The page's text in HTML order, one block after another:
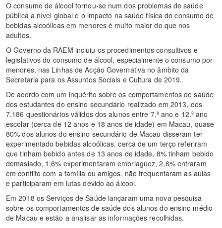
O consumo de álcool tornou-se num dos problemas de saúde
pública a nível global e o impacto na saúde física do consumo de
bebidas alcoólicas em menores é muito maior do que nos
adultos.
O Governo da RAEM incluiu os procedimentos consultivos e
legislativos do consumo de álcool, especialmente o consumo por
menores, nas Linhas de Acção Governativa no âmbito da
Secretaria para os Assuntos Sociais e Cultura de 2019.
De acordo com um inquérito sobre os comportamentos de saúde
dos estudantes do ensino secundário realizado em 2013, dos
7.186 questionários válidos dos alunos entre 7.º ano e 12.º ano
escolar (cerca de 12 anos e 18 anos de idade) em Macau, quase
80% dos alunos do ensino secundário de Macau disseram ter
experimentado bebidas alcoólicas, cerca de um terço referiram
que tinham bebido antes de 13 anos de idade, 8% tinham bebido
demasiado, 1,6% experimentaram embriaguez, 2,6% entraram
em conflito com a família ou amigos, não frequentaram as aulas
e participaram em lutas devido ao álcool.
Em 2018 os Serviços de Saúde lançaram uma nova pesquisa
sobre os comportamentos de saúde dos alunos do ensino médio
de Macau e estão a analisar as informações recolhidas.